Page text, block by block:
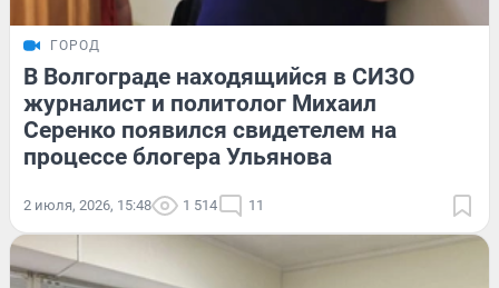
ГОРОД
В Волгограде находящийся в СИЗО
журналист и политолог Михаил
Серенко появился свидетелем на
процессе блогера Ульянова
2 июля, 2026, 15:48 1 514 11